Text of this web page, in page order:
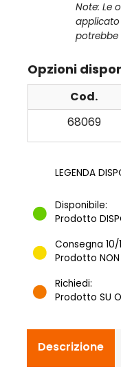
Note: Le
potrebbe
Opzioni
Cod.
68069
LEGENDA
Disponibile:
Prodotto
Consegna 10/
Prodotto
Richiedi:
Prodotto SU
Descrizione